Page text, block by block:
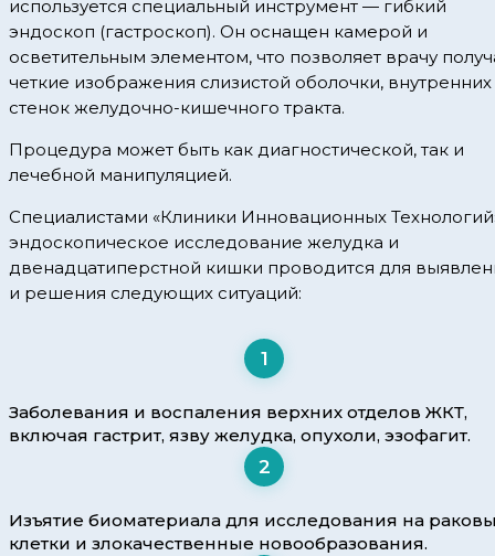
используется специальный инструмент — гибкий
эндоскоп (гастроскоп). Он оснащен камерой и
осветительным элементом, что позволяет врачу
четкие изображения слизистой оболочки, внутренних
стенок желудочно-кишечного тракта.
Процедура может быть как диагностической, так и
лечебной манипуляцией.
Специалистами «Клиники Инновационных
эндоскопическое исследование желудка и
двенадцатиперстной кишки проводится для
и решения следующих ситуаций:
1
Заболевания и воспаления верхних отделов ЖКТ,
включая гастрит, язву желудка, опухоли, эзофагит.
2
Изъятие биоматериала для исследования на
клетки и злокачественные новообразования.